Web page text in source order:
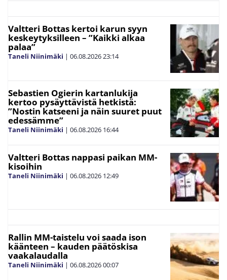
Valtteri Bottas kertoi karun syyn
keskeytyksilleen – ”Kaikki alkaa
palaa”
Taneli Niinimäki | 06.08.202623:14
Sebastien Ogierin kartanlukija
kertoo pysäyttävistä hetkistä:
”Nostin katseeni ja näin suuret puut
edessämme”
Taneli Niinimäki | 06.08.2026 16:44
Valtteri Bottas nappasi paikan MM-
kisoihin
Taneli Niinimäki | 06.08.2026 12:49
Rallin MM-taistelu voi saada ison
käänteen – kauden päätöskisa
vaakalaudalla
Taneli Niinimäki | 06.08.202600:07